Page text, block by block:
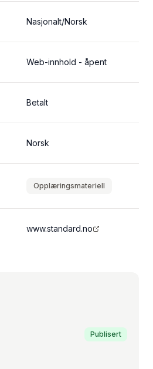
Nasjonalt/Norsk
Web-innhold - åpent
Betalt
Norsk
Opplæringsmateriell
www.standard.no
Publisert